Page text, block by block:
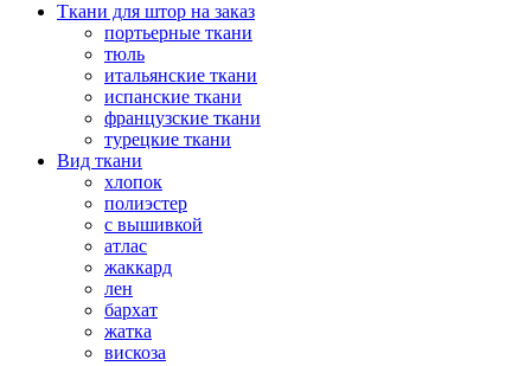
Ткани для штор на заказ
портьерные ткани
тюль
итальянские ткани
испанские ткани
французские ткани
турецкие ткани
Вид ткани
хлопок
полиэстер
с вышивкой
атлас
жаккард
лен
бархат
жатка
вискоза